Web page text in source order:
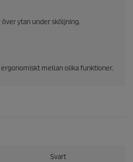
ytan under sköljning.
mellan olika funktioner.
Svart